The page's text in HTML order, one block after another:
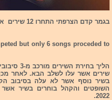
בגמר קדם הצרפתי התחרו 12 שירים אבל רק 6 שירים עברו לשלב הבא.
but only 6 songs proceded to
שירים אשר עלו לשלב הבא. לאחר
בשיר נוסף אשר לא עלה בסיבוב
השופטים והקהל בוחרים בשיר אשר
2022.